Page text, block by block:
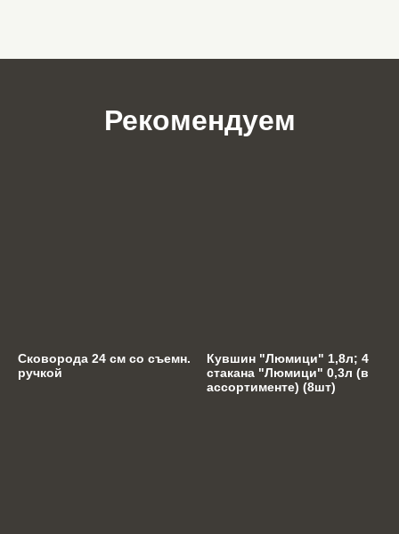
Рекомендуем
Сковорода 24 см со съемн.
ручкой
Кувшин "Люмици" 1,8л; 4
стакана "Люмици" 0,3л (в
ассортименте) (8шт)